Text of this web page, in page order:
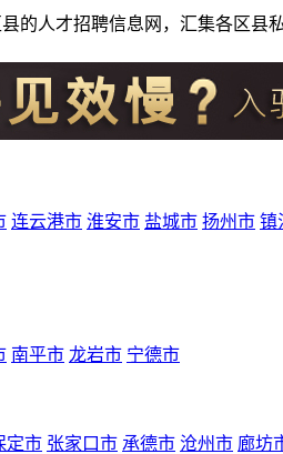
的人才招聘信息网，汇集各区
连云港市 淮安市 盐城市 扬州市 镇
南平市 龙岩市 宁德市
定市 张家口市 承德市 沧州市 廊坊